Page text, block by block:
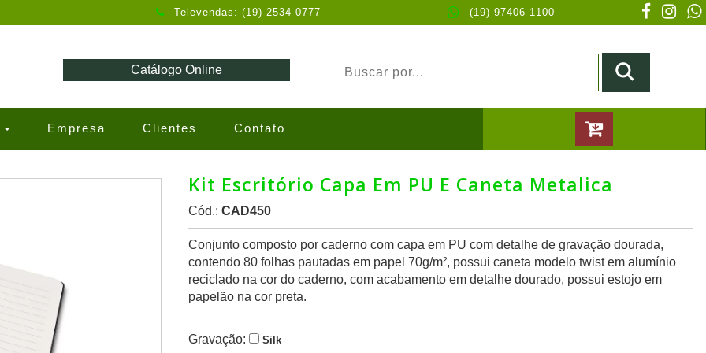
Televendas: (19) 2534-0777 (19) 97406-1100
Catálogo Online
Empresa Clientes Contato
Kit Escritório Capa Em PU E Caneta Metalica
Cód.: CAD450
Conjunto composto por caderno com capa em PU com detalhe de gravação dourada,
contendo 80 folhas pautadas em papel 70g/m², possui caneta modelo twist em alumínio
reciclado na cor do caderno, com acabamento em detalhe dourado, possui estojo em
papelão na cor preta.
Gravação: Silk